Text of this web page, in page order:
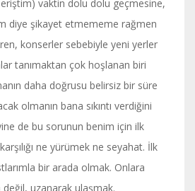
vaktin dolu dolu geçmesine,
diye şikayet etmememe rağmen
konserler sebebiyle yeni yerler
tanımaktan çok hoşlanan biri
daha doğrusu belirsiz bir süre
olmanın bana sıkıntı verdiğini
de bu sorunun benim için ilk
ne yürümek ne seyahat. İlk
bir arada olmak. Onlara
uzanarak ulaşmak.